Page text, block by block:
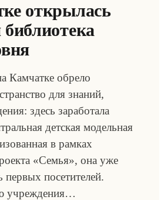
открылась
Камчатке обрело
для знаний,
здесь заработала
детская модельная
в рамках
«Семья», она уже
первых посетителей.
учреждения…